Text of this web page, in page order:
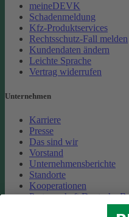
meineDEVK
Schadenmeldung
Kfz-Produktservices
Rechtsschutz-Fall melden
Kundendaten ändern
Leichte Sprache
Vertrag widerrufen
Unternehmen
Karriere
Presse
Das sind wir
Vorstand
Unternehmensberichte
Standorte
Kooperationen
Partnerschaft Deutsche